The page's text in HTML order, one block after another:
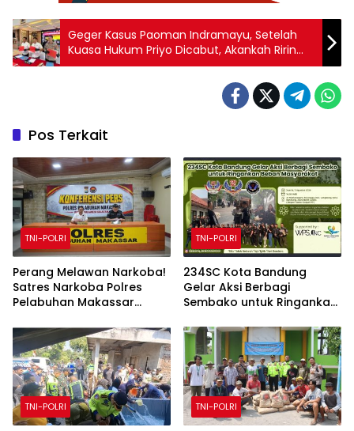
Geger Kasus Paoman Indramayu, Setelah
Kuasa Hukum Priyo Dicabut, Akankah Ririn
Ikuti Jejak Serupa?
Pos Terkait
TNI-POLRI
Perang Melawan Narkoba!
Satres Narkoba Polres
Pelabuhan Makassar
Pelaku Ditangkap
TNI-POLRI
234SC Kota Bandung
Gelar Aksi Berbagi
Sembako untuk Ringankan
TNI-POLRI TNI-POLRI